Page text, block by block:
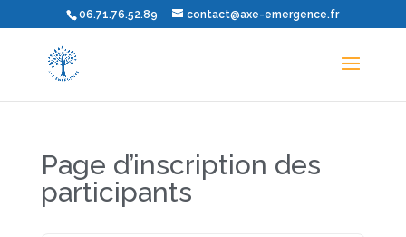
06.71.76.52.89 contact@axe-emergence.fr
Page d’inscription des
participants